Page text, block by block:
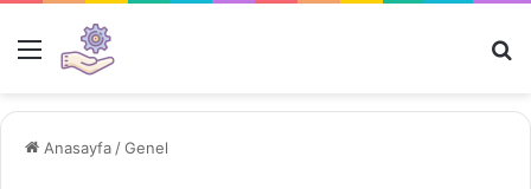
Menü
Anasayfa /Genel